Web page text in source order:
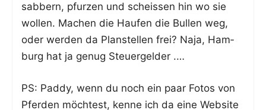
sab­bern, pfur­zen und scheis­sen hin wo sie
wol­len. Machen die Hau­fen die Bul­len weg,
oder wer­den da Plan­stel­len frei? Naja, Ham­
burg hat ja genug Steuergelder .…
PS: Pad­dy, wenn du noch ein paar Fotos von
Pfer­den möch­test, ken­ne ich da eine Web­site